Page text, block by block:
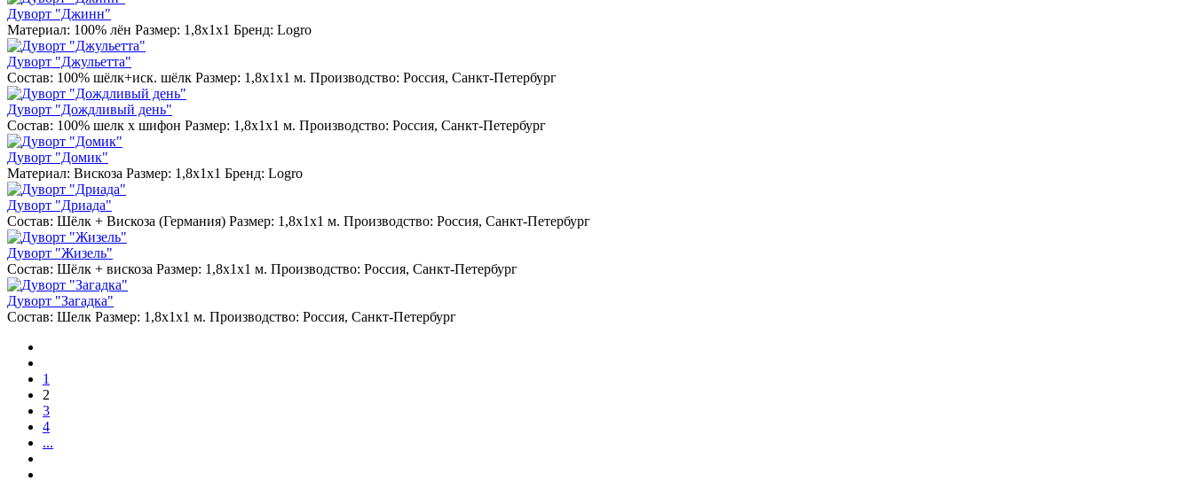
Дуворт "Джинн"
Материал: 100% лён Размер: 1,8х1х1 Бренд: Logro
Дуворт "Джульетта"
Состав: 100% шёлк+иск. шёлк Размер: 1,8х1х1 м. Производство: Россия, Санкт-Петербург
Дуворт "Дождливый день"
Состав: 100% шелк х шифон Размер: 1,8х1х1 м. Производство: Россия, Санкт-Петербург
Дуворт "Домик"
Материал: Вискоза Размер: 1,8х1х1 Бренд: Logro
Дуворт "Дриада"
Состав: Шёлк + Вискоза (Германия) Размер: 1,8х1х1 м. Производство: Россия, Санкт-Петербург
Дуворт "Жизель"
Состав: Шёлк + вискоза Размер: 1,8х1х1 м. Производство: Россия, Санкт-Петербург
Дуворт "Загадка"
Состав: Шелк Размер: 1,8х1х1 м. Производство: Россия, Санкт-Петербург
1
2
3
4
...